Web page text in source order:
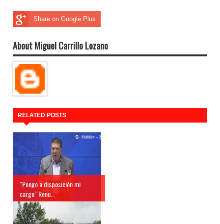
Share on Google Plus
About Miguel Carrillo Lozano
RELATED POSTS
"Pongo a disposición mi
cargo" Renu...